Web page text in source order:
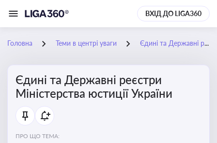
ВХІД ДО LIGA360
Головна Теми в центрі уваги Єдині та Державні реєстри Міністерства юстиції України
Єдині та Державні реєстри
Міністерства юстиції України
ПРО ЩО ТЕМА: